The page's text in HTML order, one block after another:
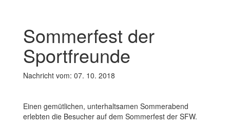
Sommerfest der
Sportfreunde
Nachricht vom: 07. 10. 2018
Einen gemütlichen, unterhaltsamen Sommerabend
erlebten die Besucher auf dem Sommerfest der SFW.